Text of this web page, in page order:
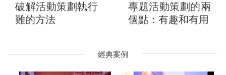
破解活動策劃執行
難的方法
專題活動策劃的兩
個點：有趣和有用
經典案例